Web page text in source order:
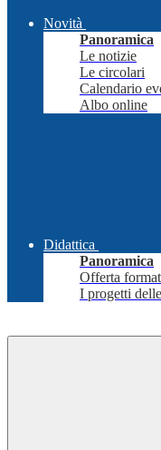
Novità
Panoramica
Le notizie
Le circolari
Calendario
Albo online
Didattica
Panoramica
Offerta
I progetti